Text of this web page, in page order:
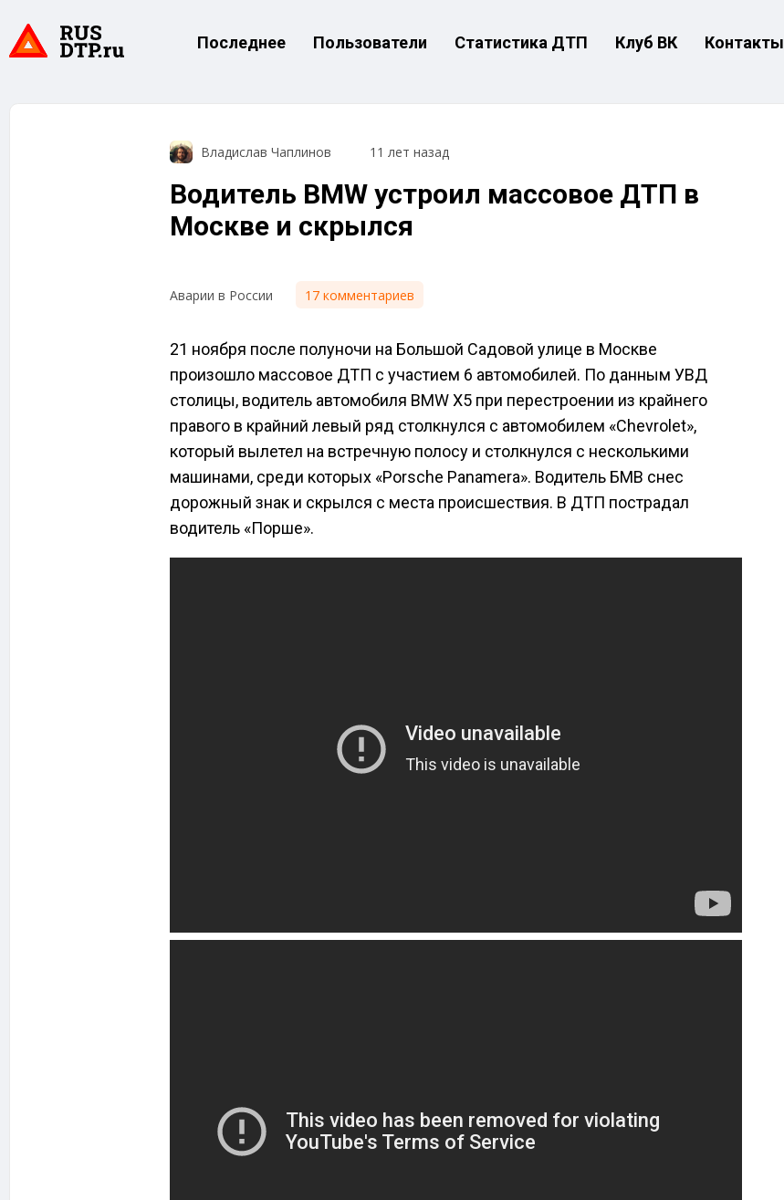
Последнее Пользователи Статистика ДТП Клуб ВК Контакты
Владислав Чаплинов 11 лет назад
Водитель BMW устроил массовое ДТП в
Москве и скрылся
Аварии в России 17 комментариев
21 ноября после полуночи на Большой Садовой улице в Москве
произошло массовое ДТП с участием 6 автомобилей. По данным УВД
столицы, водитель автомобиля BMW X5 при перестроении из крайнего
правого в крайний левый ряд столкнулся с автомобилем «Chevrolet»,
который вылетел на встречную полосу и столкнулся с несколькими
машинами, среди которых «Porsche Panamera». Водитель БМВ снес
дорожный знак и скрылся с места происшествия. В ДТП пострадал
водитель «Порше».